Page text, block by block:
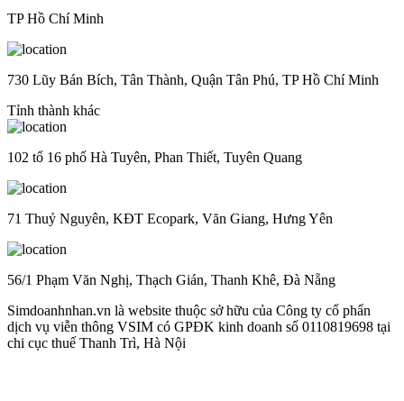
TP Hồ Chí Minh
730 Lũy Bán Bích, Tân Thành, Quận Tân Phú, TP Hồ Chí Minh
Tỉnh thành khác
102 tổ 16 phố Hà Tuyên, Phan Thiết, Tuyên Quang
71 Thuỷ Nguyên, KĐT Ecopark, Văn Giang, Hưng Yên
56/1 Phạm Văn Nghị, Thạch Gián, Thanh Khê, Đà Nẵng
Simdoanhnhan.vn là website thuộc sở hữu của Công ty cổ phẩn
dịch vụ viễn thông VSIM có GPĐK kinh doanh số 0110819698 tại
chi cục thuế Thanh Trì, Hà Nội